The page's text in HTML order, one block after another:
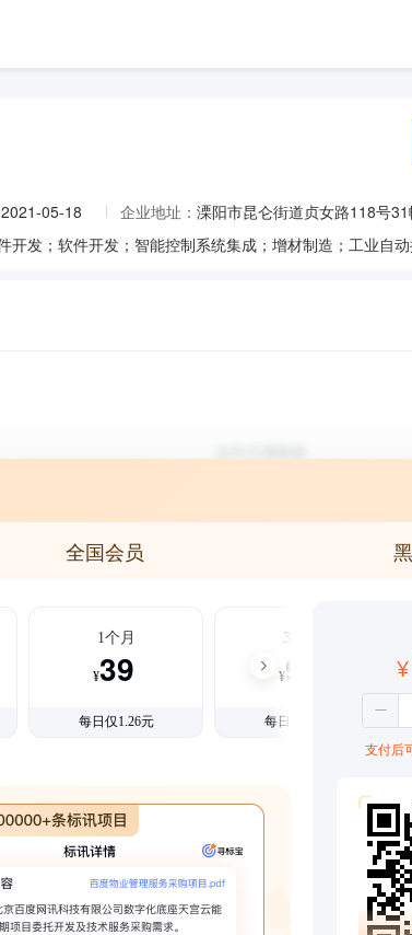
2021-05-18 企业地址： 溧阳市昆仑街道贞女路118号
全国会员
1个月
¥39
每日仅1.26元
3个月
¥99
每日仅1.08元
¥
支付后